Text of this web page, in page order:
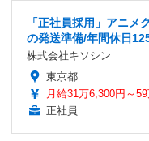
「正社員採用」アニ
の発送準備/年間休日
株式会社キソシン
東京都
月給31万6,300円～
正社員